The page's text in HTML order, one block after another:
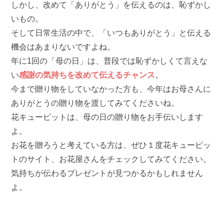
しかし、改めて「ありがとう」を伝えるのは、恥ずかし
いもの。
そして日常生活の中で、「いつもありがとう」と伝える
機会はあまりないですよね。
年に1回の「母の日」は、普段では恥ずかしくて言えな
い感謝の気持ちを改めて伝えるチャンス。
今まで贈り物をしていなかった方も、今年はお母さんに
ありがとうの贈り物を渡してみてくださいね。
花キューピットは、母の日の贈り物をお手伝いします
よ。
お花を贈ろうと考えている方は、ぜひ１度花キューピッ
トのサイト、お花屋さんをチェックしてみてください。
気持ちが伝わるプレゼントが見つかるかもしれません
よ。